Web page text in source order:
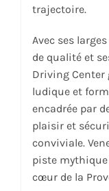
trajectoire.
Avec ses
de qualité et
Driving Center
ludique et
encadrée par
plaisir et
conviviale.
piste mythique
cœur de la